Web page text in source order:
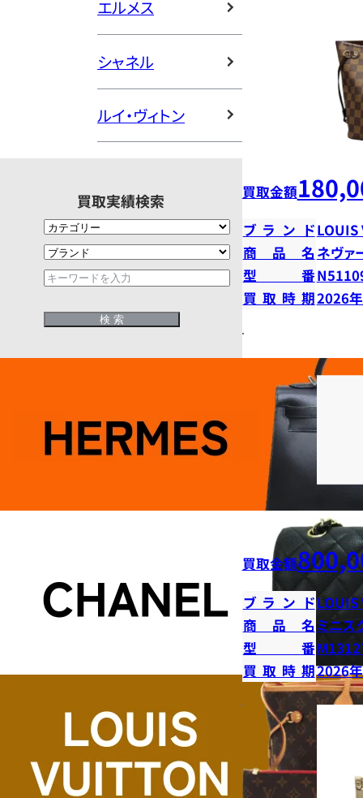
エルメス
シャネル
ルイ・ヴィトン
買取実績検索 買取金額
ブランドLOUIS
商品名 ネヴァ
型番
買取時期2026
買取金額
ブランドLOUIS
商品名 ミニス
型番
買取時期2026